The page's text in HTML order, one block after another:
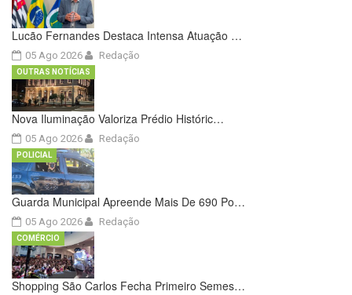
Lucão Fernandes Destaca Intensa Atuação …
05 Ago 2026 Redação
Nova Iluminação Valoriza Prédio Históric…
05 Ago 2026
OUTRAS NOTÍCIAS
Redação
Guarda Municipal Apreende Mais De 690 Po…
05 Ago 2026
POLICIAL
Redação
Shopping São Carlos Fecha Primeiro Semes…
COMÉRCIO